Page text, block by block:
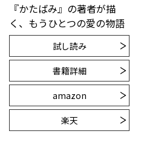
『かたばみ』の著者が描
く、もうひとつの愛の物語
試し読み
書籍詳細
amazon
楽天